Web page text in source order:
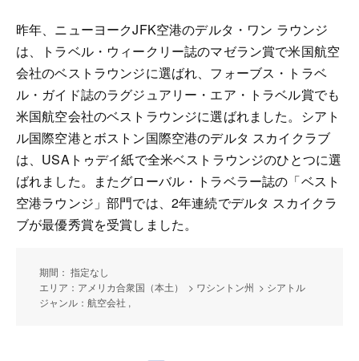
昨年、ニューヨークJFK空港のデルタ・ワン ラウンジ
は、トラベル・ウィークリー誌のマゼラン賞で米国航空
会社のベストラウンジに選ばれ、フォーブス・トラベ
ル・ガイド誌のラグジュアリー・エア・トラベル賞でも
米国航空会社のベストラウンジに選ばれました。シアト
ル国際空港とボストン国際空港のデルタ スカイクラブ
は、USAトゥデイ紙で全米ベストラウンジのひとつに選
ばれました。またグローバル・トラベラー誌の「ベスト
空港ラウンジ」部門では、2年連続でデルタ スカイクラ
ブが最優秀賞を受賞しました。
期間： 指定なし
エリア：アメリカ合衆国（本土） > ワシントン州 > シアトル
ジャンル：航空会社 ,